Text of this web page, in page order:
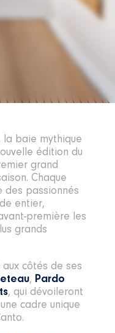
la baie mythique
édition du
grand
Chaque
des passionnés
entier,
première les
grands
côtés de ses
, Pardo
, qui dévoileront
cadre unique